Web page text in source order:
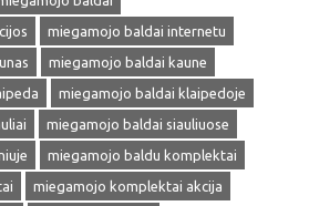
miegamojo baldai internetu
miegamojo baldai kaune
miegamojo baldai klaipedoje
miegamojo baldai siauliuose
miegamojo baldu komplektai
miegamojo komplektai akcija